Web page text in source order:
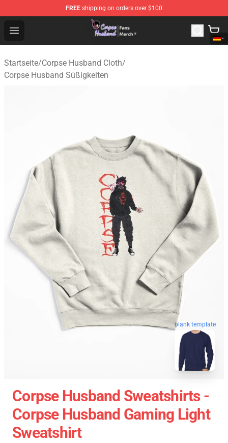
FREE shipping on orders over $100
Open menu
Corpse Husband Store - Official Corpse Husband
Startseite/Corpse Husband Cloth/
Corpse Husband Süßigkeiten
blank template
Corpse Husband Sweatshirts -
Corpse Husband Gaming Light
Sweatshirt